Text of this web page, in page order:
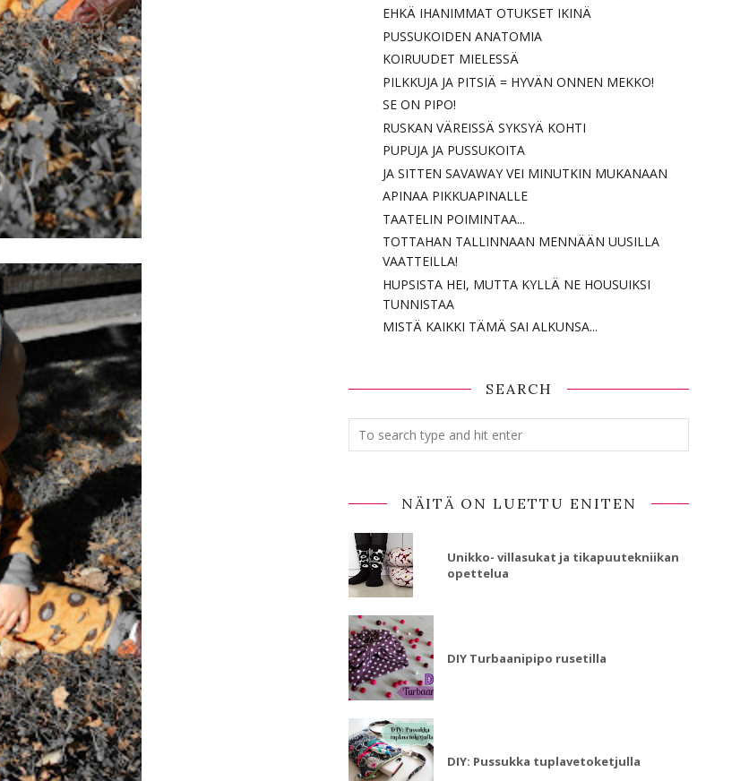
EHKÄ IHANIMMAT OTUKSET IKINÄ
PUSSUKOIDEN ANATOMIA
KOIRUUDET MIELESSÄ
PILKKUJA JA PITSIÄ = HYVÄN ONNEN MEKKO!
SE ON PIPO!
RUSKAN VÄREISSÄ SYKSYÄ KOHTI
PUPUJA JA PUSSUKOITA
JA SITTEN SAVAWAY VEI MINUTKIN MUKANAAN
APINAA PIKKUAPINALLE
TAATELIN POIMINTAA...
TOTTAHAN TALLINNAAN MENNÄÄN UUSILLA
VAATTEILLA!
HUPSISTA HEI, MUTTA KYLLÄ NE HOUSUIKSI
TUNNISTAA
MISTÄ KAIKKI TÄMÄ SAI ALKUNSA...
SEARCH
NÄITÄ ON LUETTU ENITEN
Unikko- villasukat ja tikapuutekniikan
opettelua
DIY Turbaanipipo rusetilla
DIY: Pussukka tuplavetoketjulla